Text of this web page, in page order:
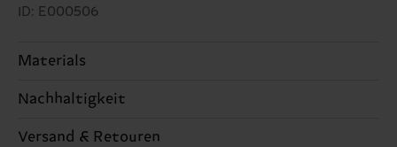
ID: E000506
Materials
75% Cotton, 24% Polyamide, 1% Elastane
Nachhaltigkeit
Nachhaltigkeit ist mehr als nur Qualität und
Versand & Retouren